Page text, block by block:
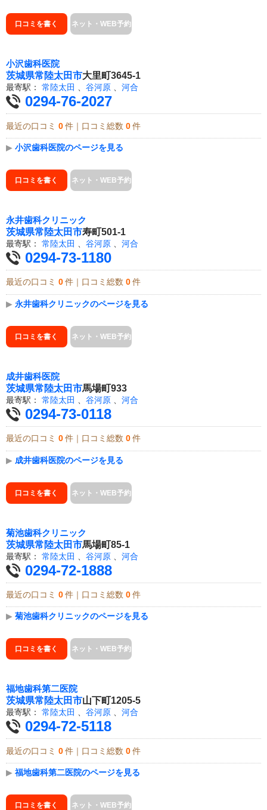
口コミを書く ネット・WEB予約
小沢歯科医院
茨城県常陸太田市大里町3645-1
最寄駅： 常陸太田 谷河原 河合
0294-76-2027
最近の口コミ 0 件｜口コミ総数 0 件
▶ 小沢歯科医院のページを見る
口コミを書く ネット・WEB予約
永井歯科クリニック
茨城県常陸太田市寿町501-1
最寄駅： 常陸太田 谷河原 河合
0294-73-1180
最近の口コミ 0 件｜口コミ総数 0 件
▶ 永井歯科クリニックのページを見る
口コミを書く ネット・WEB予約
成井歯科医院
茨城県常陸太田市馬場町933
最寄駅： 常陸太田 谷河原 河合
0294-73-0118
最近の口コミ 0 件｜口コミ総数 0 件
▶ 成井歯科医院のページを見る
口コミを書く ネット・WEB予約
菊池歯科クリニック
茨城県常陸太田市馬場町85-1
最寄駅： 常陸太田 谷河原 河合
0294-72-1888
最近の口コミ 0 件｜口コミ総数 0 件
▶ 菊池歯科クリニックのページを見る
口コミを書く ネット・WEB予約
福地歯科第二医院
茨城県常陸太田市山下町1205-5
最寄駅： 常陸太田 、 谷河原 、 河合
0294-72-5118
最近の口コミ 0 件｜口コミ総数 0 件
▶ 福地歯科第二医院のページを見る
口コミを書く ネット・WEB予約